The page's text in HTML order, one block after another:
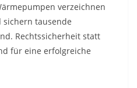
verzeichnen
sichern tausende
Rechtssicherheit statt
für eine erfolgreiche